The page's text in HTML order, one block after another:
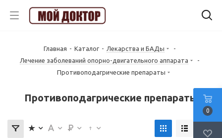
Главная - Каталог - Лекарства и БАДы
-
Лечение заболеваний опорно-двигательного аппарата
-
Противоподагрические препараты
Противоподагрические препараты
0